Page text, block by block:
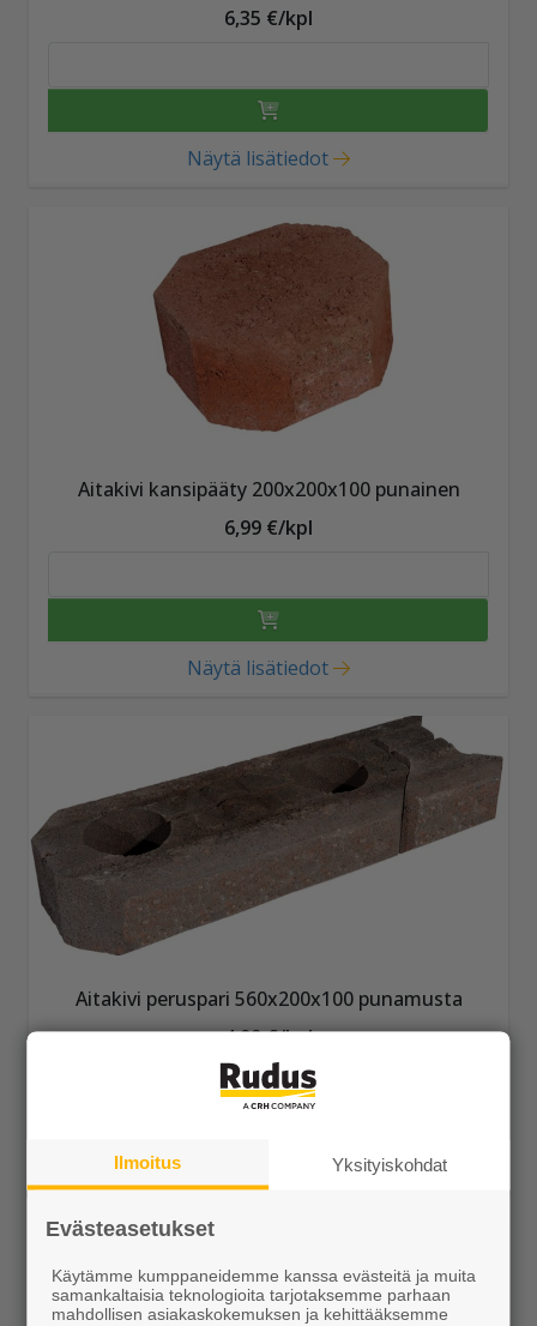
6,35 €/kpl
Näytä lisätiedot
Aitakivi kansipääty 200x200x100 punainen
6,99 €/kpl
Näytä lisätiedot
Aitakivi peruspari 560x200x100 punamusta
4,99 €/kpl
Ilmoitus Yksityiskohdat
Evästeasetukset
Käytämme kumppaneidemme kanssa evästeitä ja muita
samankaltaisia teknologioita tarjotaksemme parhaan
mahdollisen asiakaskokemuksen ja kehittääksemme